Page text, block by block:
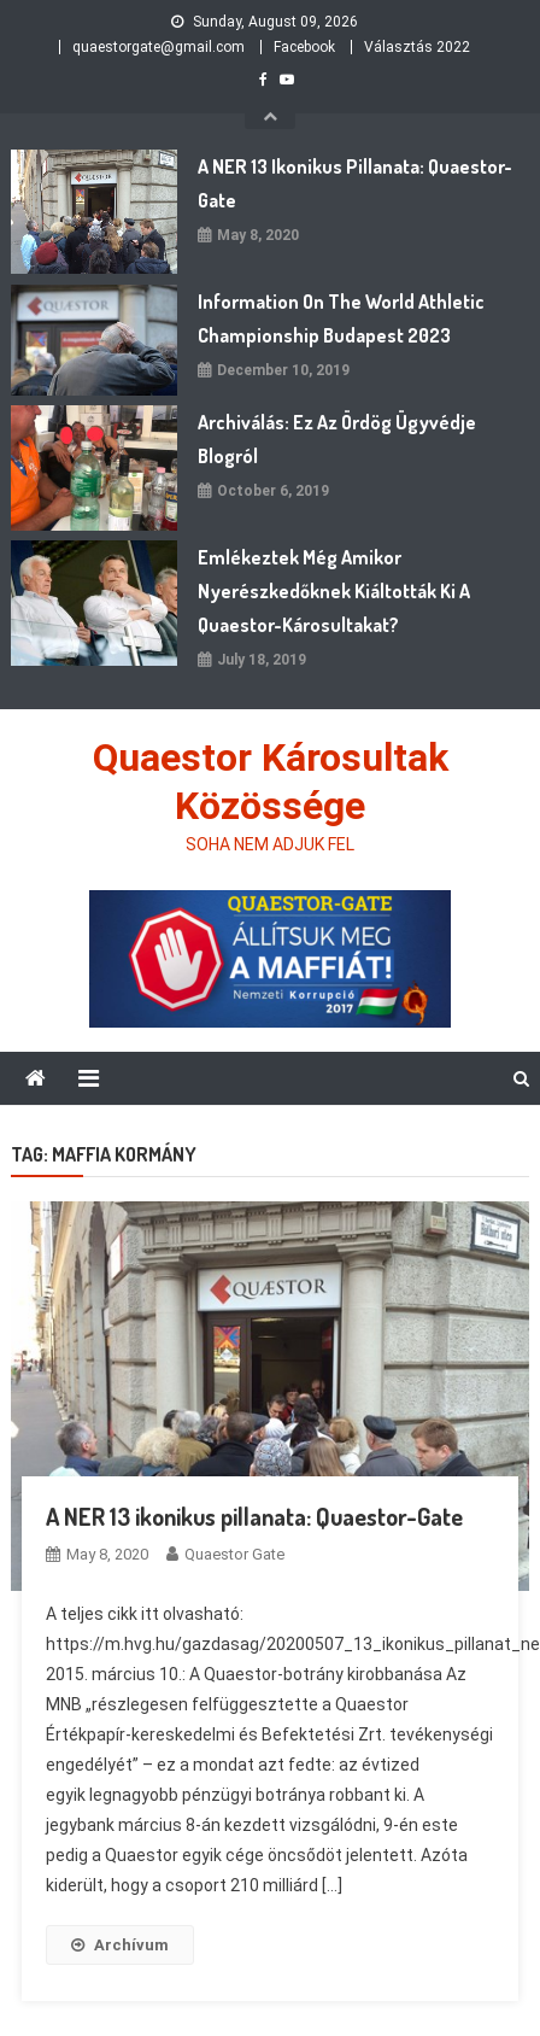
Sunday, August 09, 2026
quaestorgate@gmail.com
Facebook Választás 2022
A NER 13 Ikonikus Pillanata: Quaestor-
Gate
May 8, 2020
Information On The World Athletic
Championship Budapest 2023
December 10, 2019
Archiválás: Ez Az Ördög Ügyvédje
Blogról
October 6, 2019
Emlékeztek Még Amikor
Nyerészkedőknek Kiáltották Ki A
Quaestor-Károsultakat?
July 18, 2019
Quaestor Károsultak
Közössége
SOHA NEM ADJUK FEL
TAG: MAFFIA KORMÁNY
A NER 13 ikonikus pillanata: Quaestor-Gate
May 8, 2020 Quaestor Gate
A teljes cikk itt olvasható:
https://m.hvg.hu/gazdasag/
2015. március 10.: A Quaestor-botrány kirobbanása Az
MNB „részlegesen felfüggesztette a Quaestor
Értékpapír-kereskedelmi és Befektetési Zrt. tevékenységi
engedélyét” – ez a mondat azt fedte: az évtized
egyik legnagyobb pénzügyi botránya robbant ki. A
jegybank március 8-án kezdett vizsgálódni, 9-én este
pedig a Quaestor egyik cége öncsődöt jelentett. Azóta
kiderült, hogy a csoport 210 milliárd […]
Archívum